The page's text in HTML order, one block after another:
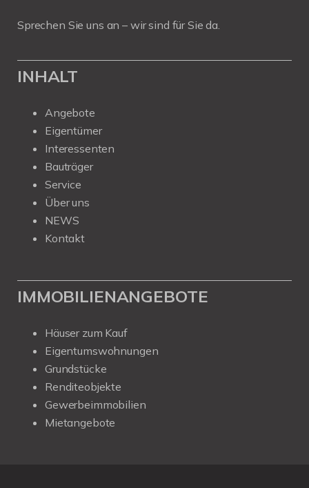
Sprechen Sie uns an – wir sind für Sie da.
INHALT
Angebote
Eigentümer
Interessenten
Bauträger
Service
Über uns
NEWS
Kontakt
IMMOBILIENANGEBOTE
Häuser zum Kauf
Eigentumswohnungen
Grundstücke
Renditeobjekte
Gewerbeimmobilien
Mietangebote